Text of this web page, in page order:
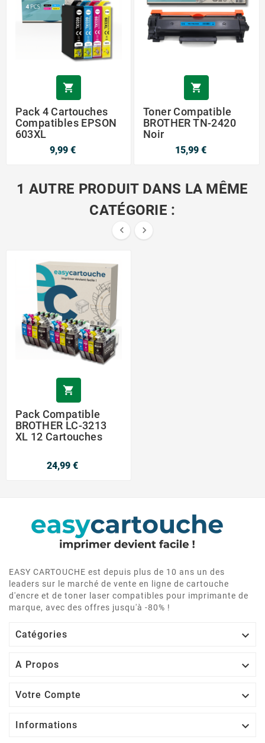

Pack 4 Cartouches
Compatibles EPSON
603XL
9,99 €

Toner Compatible
BROTHER TN-2420
Noir
15,99 €
1 AUTRE PRODUIT DANS LA MÊME
CATÉGORIE :
 

Pack Compatible
BROTHER LC-3213
XL 12 Cartouches
24,99 €
EASY CARTOUCHE est depuis plus de 10 ans un des
leaders sur le marché de vente en ligne de cartouche
d'encre et de toner laser compatibles pour imprimante de
marque, avec des offres jusqu'à -80% !
Catégories 
A Propos 
Votre Compte 
Informations 